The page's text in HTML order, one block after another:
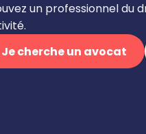
un professionnel du
Je cherche un avocat